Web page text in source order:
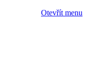
Otevřít menu